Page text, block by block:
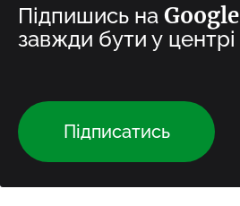
Підпишись на
завжди бути у
Підписатись